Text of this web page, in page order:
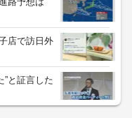
店で訪日外
”と証言した